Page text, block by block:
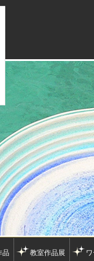
品 教室作品展